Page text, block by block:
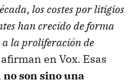
los costes por litigios
han crecido de forma
a la proliferación de
afirman en Vox. Esas
no son sino una